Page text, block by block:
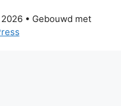
• Gebouwd met